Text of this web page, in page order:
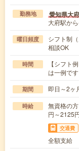
勤務地 愛知県大
大府駅か
曜日頻度
シフト制
相談OK
時間
【シフト
は一例で
期間 即日～2ヶ
時給
無資格の
円～2125
交通費
全額支給